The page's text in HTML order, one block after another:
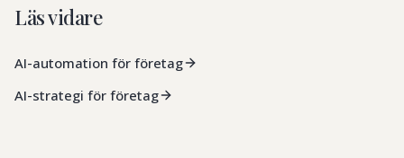
Läs vidare
AI-automation för företag
AI-strategi för företag